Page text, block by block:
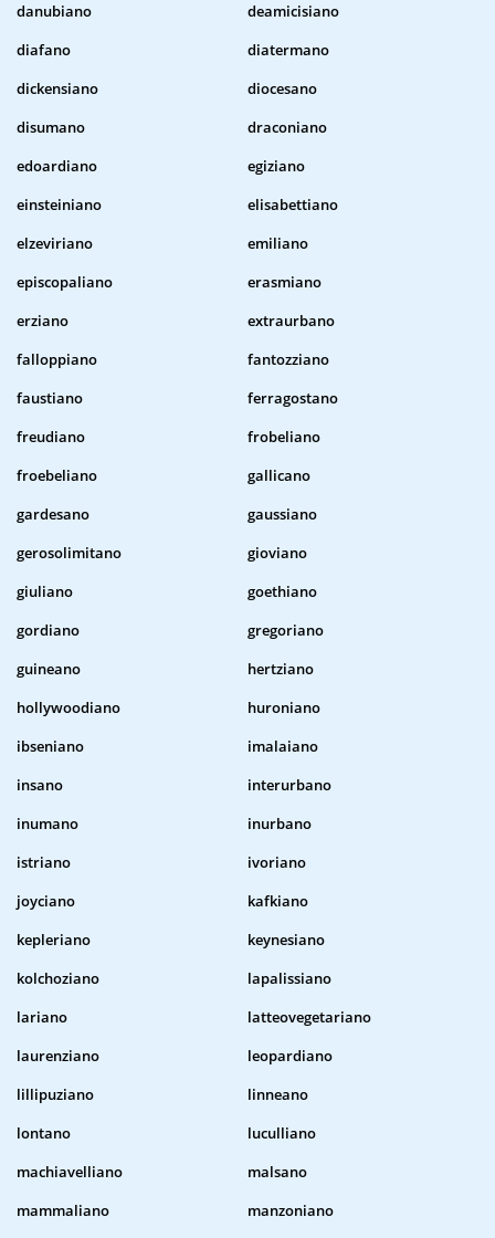
danubiano
deamicisiano
diafano
diatermano
dickensiano
diocesano
disumano
draconiano
edoardiano
egiziano
einsteiniano
elisabettiano
elzeviriano
emiliano
episcopaliano
erasmiano
erziano
extraurbano
falloppiano
fantozziano
faustiano
ferragostano
freudiano
frobeliano
froebeliano
gallicano
gardesano
gaussiano
gerosolimitano
gioviano
giuliano
goethiano
gordiano
gregoriano
guineano
hertziano
hollywoodiano
huroniano
ibseniano
imalaiano
insano
interurbano
inumano
inurbano
istriano
ivoriano
joyciano
kafkiano
kepleriano
keynesiano
kolchoziano
lapalissiano
lariano
latteovegetariano
laurenziano
leopardiano
lillipuziano
linneano
lontano
luculliano
machiavelliano
malsano
mammaliano
manzoniano